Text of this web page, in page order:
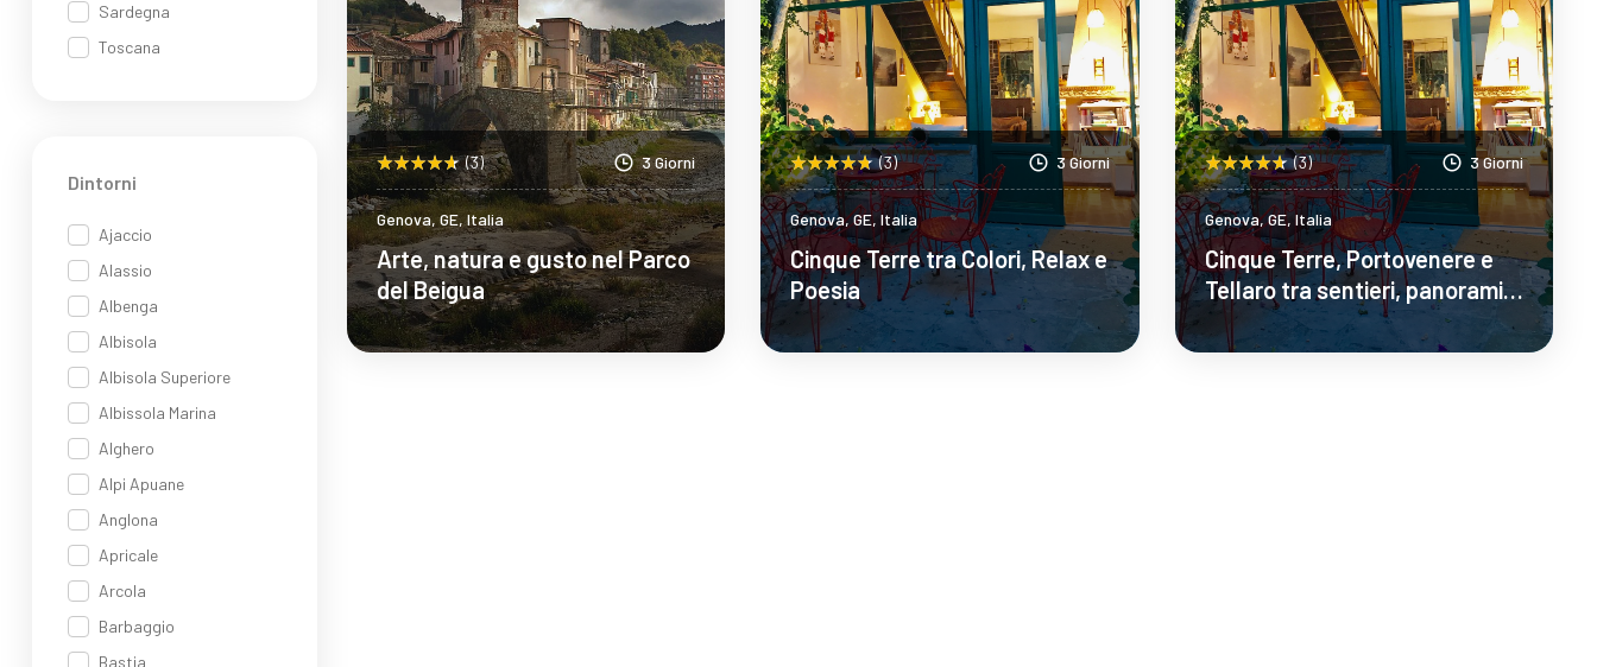
Sardegna
Toscana
Dintorni
Ajaccio
Alassio
Albenga
Albisola
Albisola Superiore
Albissola Marina
Alghero
Alpi Apuane
Anglona
Apricale
Arcola
Barbaggio
Bastia
(3) 3 Giorni
Genova, GE, Italia
Arte, natura e gusto nel Parco
del Beigua
(3) 3 Giorni
Genova, GE, Italia
Cinque Terre tra Colori, Relax e
Poesia
(3) 3 Giorni
Genova, GE, Italia
Cinque Terre, Portovenere e
Tellaro tra sentieri, panorami e
natura